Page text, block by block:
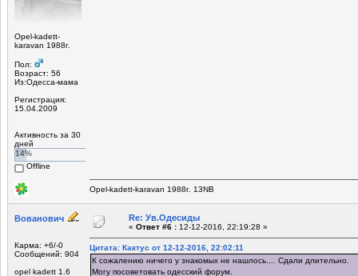
Opel-kadett-
karavan 1988г.
Пол:
Возраст: 56
Из:Одесса-мама
Регистрация:
15.04.2009
Активность за 30
дней
14%
Offline
Opel-kadett-karavan 1988г. 13NB
Вованович
Карма: +6/-0
Сообщений: 904
opel kadett 1.6
Re: Ув.Одесиды
« Ответ #6 : 12-12-2016, 22:19:28 »
Цитата: Кактус от 12-12-2016, 22:02:11
К сожалению ничего у знакомых не нашлось.... Сдали длительно.
Могу посоветовать одесский форум.